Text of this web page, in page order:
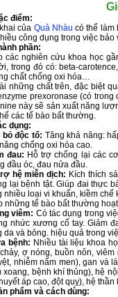
điểm:
của Quả Nhàu có thể làm
công dụng trong việc
phần:
các nghiên cứu khoa học
trong đó có: beta-
chất chống oxi hóa…
những chất trên, đặc biệt
prexoronase (có
này sẽ sản xuất năng
các tế bào bất thường.
dụng:
bỏ độc tố: Tăng khả năng:
chống oxi hóa cao.
đau: Hỗ trợ chống lại các
đầu óc, đau nửa đầu.
hệ miễn dịch: Kích thích
lại bệnh tật. Giúp đai thực
nhiều loại vi khuẩn, kiềm
những tế bào bất thường
viêm: Có tác dụng trong
nhức xương cổ tay. Giảm
da và bỏng. hiệu quả trong
bệnh: Nhiều tài liệu khoa
ợ nóng, buồn nôn,
nhiễm nấm men), gan và
xoang, bệnh khí thủng), hệ
áp cao, đột quỵ), hệ
phẩm và cách dùng: